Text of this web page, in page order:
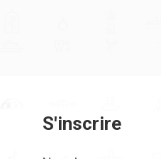
S'inscrire